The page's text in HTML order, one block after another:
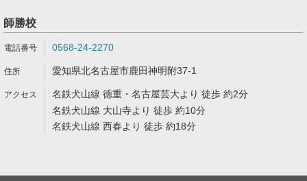
師勝校
0568-24-2270
愛知県北名古屋市鹿田神明附37-1
名鉄犬山線 徳重・名古屋芸大より 徒歩 約2分
名鉄犬山線 大山寺より 徒歩 約10分
名鉄犬山線 西春より 徒歩 約18分